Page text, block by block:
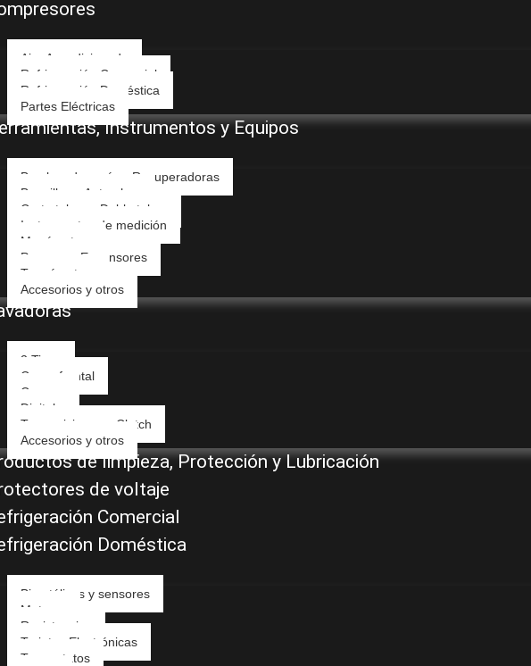
Aire Acondicionado
Refrigeración Comercial
Refrigeración Doméstica
Partes Eléctricas
Instrumentos y Equipos
Bombas de vacío y Recuperadoras
Boquillas y Antorchas
Corta tubos y Dobla tubos
Instrumentos de medición
Manómetros
Prensas y Expansores
Termómetros
Accesorios y otros
2 Tinas
Carga frontal
Correas
Digital
Transmisiones y Clutch
Accesorios y otros
de limpieza, Protección y Lubricación
de voltaje
Comercial
Doméstica
Bimetálicos y sensores
Motores
Resistencias
Tarjetas Electrónicas
Termostatos